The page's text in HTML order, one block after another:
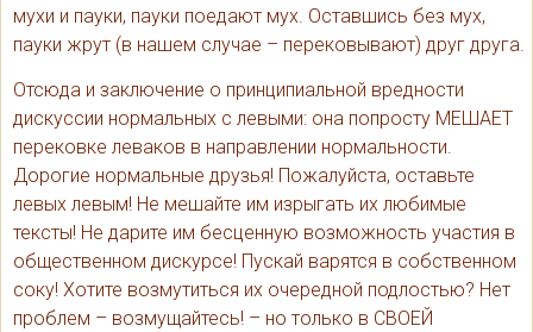
мухи и пауки, пауки поедают мух. Оставшись без мух,
пауки жрут (в нашем случае – перековывают) друг друга.
Отсюда и заключение о принципиальной вредности
дискуссии нормальных с левыми: она попросту МЕШАЕТ
перековке леваков в направлении нормальности.
Дорогие нормальные друзья! Пожалуйста, оставьте
левых левым! Не мешайте им изрыгать их любимые
тексты! Не дарите им бесценную возможность участия в
общественном дискурсе! Пускай варятся в собственном
соку! Хотите возмутиться их очередной подлостью? Нет
проблем – возмущайтесь! – но только в СВОЕЙ